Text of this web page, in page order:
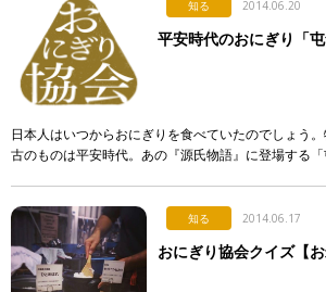
知る 2014.06.20
平安時代のおにぎり「
日本人はいつからおにぎりを食べていたのでしょう
古のものは平安時代。あの『源氏物語』に登場する「
知る 2014.06.17
おにぎり協会クイズ【